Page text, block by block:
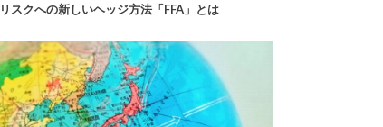
リスクへの新しいヘッジ方法「FFA」とは